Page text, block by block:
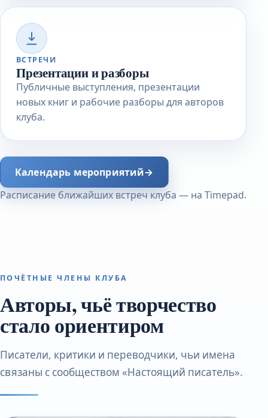
ВСТРЕЧИ
Презентации и разборы
Публичные выступления, презентации
новых книг и рабочие разборы для авторов
клуба.
Календарь мероприятий→
Расписание ближайших встреч клуба — на Timepad.
ПОЧЁТНЫЕ ЧЛЕНЫ КЛУБА
Авторы, чьё творчество
стало ориентиром
Писатели, критики и переводчики, чьи имена
связаны с сообществом «Настоящий писатель».